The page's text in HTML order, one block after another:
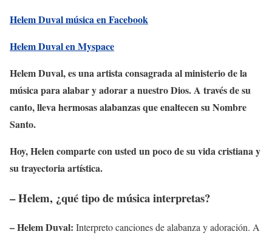
Helem Duval música en Facebook
Helem Duval en Myspace
Helem Duval, es una artista consagrada al ministerio de la
música para alabar y adorar a nuestro Dios. A través de su
canto, lleva hermosas alabanzas que enaltecen su Nombre
Santo.
Hoy, Helen comparte con usted un poco de su vida cristiana y
su trayectoria artística.
– Helem, ¿qué tipo de música interpretas?
– Helem Duval: Interpreto canciones de alabanza y adoración. A